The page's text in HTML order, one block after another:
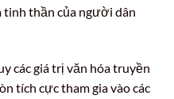
tinh thần của người dân
các giá trị văn hóa truyền
tích cực tham gia vào các